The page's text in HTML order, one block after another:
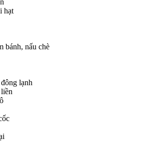
hạt
bánh, nấu chè
lạnh